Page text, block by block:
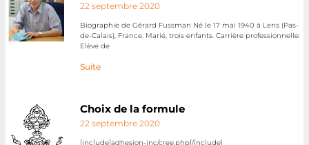
22 septembre 2020
Biographie de Gérard Fussman Né le 17 mai 1940 à Lens (Pas-
de-Calais), France. Marié, trois enfants. Carrière professionnelle:
Elève de
Suite
Choix de la formule
22 septembre 2020
[include]adhesion-inc/cree.php[/include]